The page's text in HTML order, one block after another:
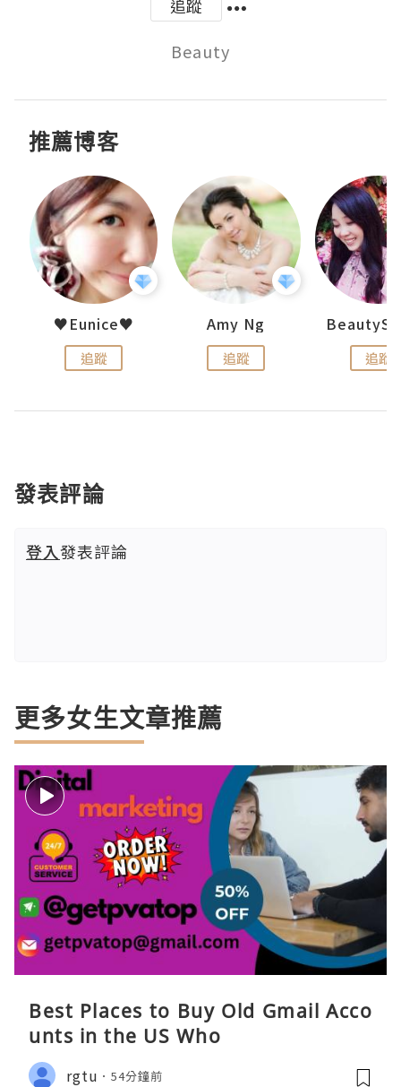
追蹤
Beauty
推薦博客
♥Eunice♥
追蹤
Amy Ng
追蹤 追蹤
發表評論
登入發表評論
更多女生文章推薦
Best Places to Buy Old Gmail Acco
unts in the US Who
rgtu 54分鐘前